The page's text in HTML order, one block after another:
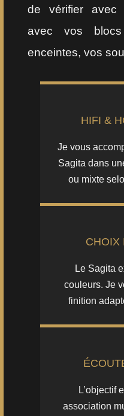
de vérifier avec
avec vos
enceintes, vos
HIFI &
Je vous
Sagita dans
ou mixte
CHOIX
Le Sagita
couleurs. Je
finition
L’objectif
association